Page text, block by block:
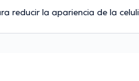
reducir la apariencia de la